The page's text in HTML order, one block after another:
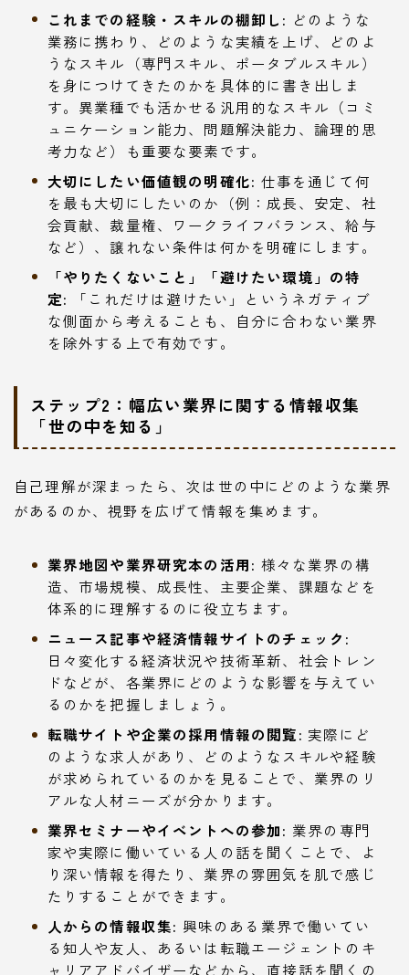
これまでの経験・スキルの棚卸し: どのような
業務に携わり、どのような実績を上げ、どのよ
うなスキル（専門スキル、ポータブルスキル）
を身につけてきたのかを具体的に書き出しま
す。異業種でも活かせる汎用的なスキル（コミ
ュニケーション能力、問題解決能力、論理的思
考力など）も重要な要素です。
大切にしたい価値観の明確化: 仕事を通じて何
を最も大切にしたいのか（例：成長、安定、社
会貢献、裁量権、ワークライフバランス、給与
など）、譲れない条件は何かを明確にします。
「やりたくないこと」「避けたい環境」の特
定: 「これだけは避けたい」というネガティブ
な側面から考えることも、自分に合わない業界
を除外する上で有効です。
ステップ2：幅広い業界に関する情報収集
「世の中を知る」
自己理解が深まったら、次は世の中にどのような業界
があるのか、視野を広げて情報を集めます。
業界地図や業界研究本の活用: 様々な業界の構
造、市場規模、成長性、主要企業、課題などを
体系的に理解するのに役立ちます。
ニュース記事や経済情報サイトのチェック:
日々変化する経済状況や技術革新、社会トレン
ドなどが、各業界にどのような影響を与えてい
るのかを把握しましょう。
転職サイトや企業の採用情報の閲覧: 実際にど
のような求人があり、どのようなスキルや経験
が求められているのかを見ることで、業界のリ
アルな人材ニーズが分かります。
業界セミナーやイベントへの参加: 業界の専門
家や実際に働いている人の話を聞くことで、よ
り深い情報を得たり、業界の雰囲気を肌で感じ
たりすることができます。
人からの情報収集: 興味のある業界で働いてい
る知人や友人、あるいは転職エージェントのキ
ャリアアドバイザーなどから、直接話を聞くの